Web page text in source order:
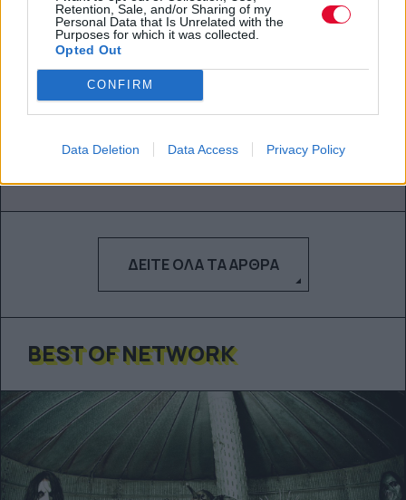
Retention, Sale, and/or Sharing of my
Personal Data that Is Unrelated with the
Purposes for which it was collected.
Opted Out
CONFIRM
Data Deletion Data Access Privacy Policy
την πολυτέλεια να χάνουμε τον εαυτό
μας»
Εξηγεί γιατί θεωρεί πως οι γυναίκες
ηθοποιοί προσεγγίζουν διαφορετικά το
ΔΕΊΤΕ ΌΛΑ ΤΑ ΆΡΘΡΑ
BEST OF NETWORK